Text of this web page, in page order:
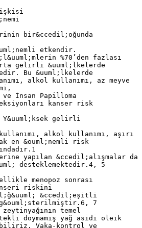
bir&ccedil;oğunda
etkendir.
%70’den fazlası
gelirli &uuml;lkelerde
Bu &uuml;lkelerde
alkol kullanımı, az meyve
İnsan Papilloma
kanser risk
Y&uuml;ksek gelirli
alkol kullanımı, aşırı
en &ouml;nemli risk
yapılan &ccedil;alışmalar da
desteklemektedir.4, 5
menopoz sonrası
riskini
&ccedil;eşitli
7
temel
doymamış yağ asidi oleik
Vaka-kontrol ve